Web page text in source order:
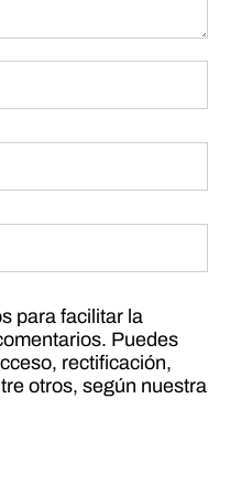
para facilitar la
Puedes
rectificación,
otros, según nuestra